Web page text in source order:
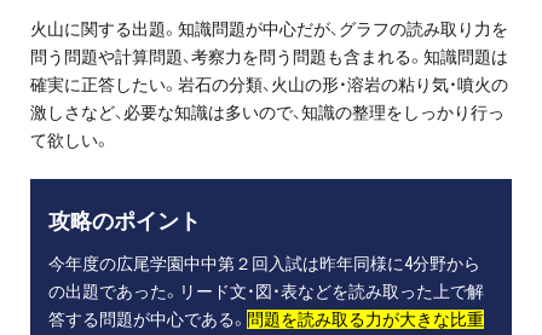
火山に関する出題。知識問題が中心だが、グラフの読み取り力を
問う問題や計算問題、考察力を問う問題も含まれる。知識問題は
確実に正答したい。岩石の分類、火山の形・溶岩の粘り気・噴火の
激しさなど、必要な知識は多いので、知識の整理をしっかり行っ
て欲しい。
攻略のポイント
今年度の広尾学園中中第２回入試は昨年同様に4分野から
の出題であった。リード文・図・表などを読み取った上で解
答する問題が中心である。 問題を読み取る力が大きな比重